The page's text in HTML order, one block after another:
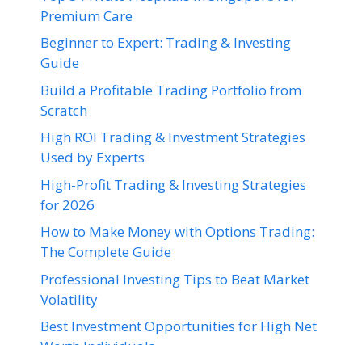
Premium Care
Beginner to Expert: Trading & Investing
Guide
Build a Profitable Trading Portfolio from
Scratch
High ROI Trading & Investment Strategies
Used by Experts
High-Profit Trading & Investing Strategies
for 2026
How to Make Money with Options Trading:
The Complete Guide
Professional Investing Tips to Beat Market
Volatility
Best Investment Opportunities for High Net